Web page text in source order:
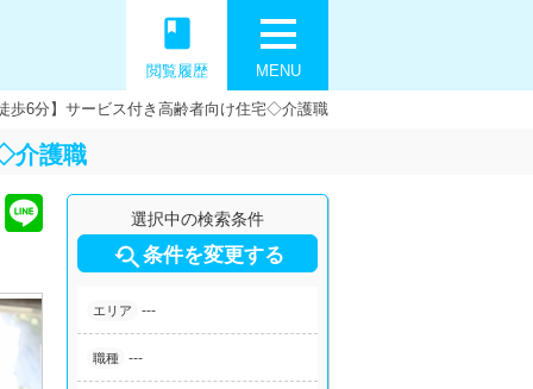
MENU
book
閲覧履歴
歩6分】サービス付き高齢者向け住宅◇介護職
介護職
選択中の検索条件
条件を変更する
エリア ---
職種 ---